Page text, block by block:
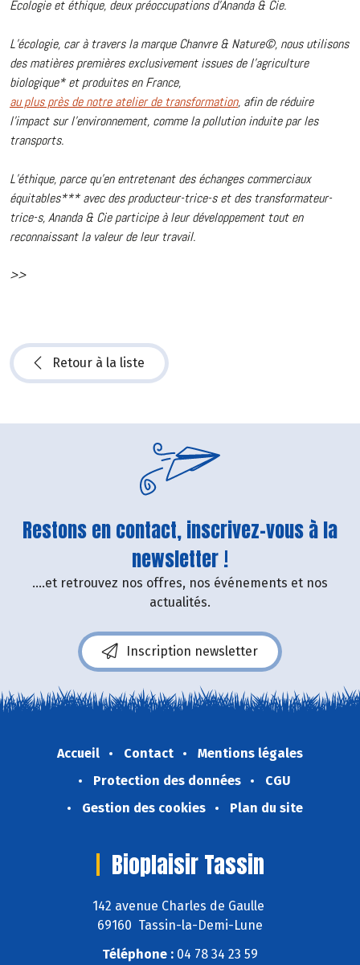
Ecologie et éthique, deux préoccupations d’Ananda & Cie.
L’écologie, car à travers la marque Chanvre & Nature©, nous utilisons
des matières premières exclusivement issues de l’agriculture
biologique* et produites en France,
au plus près de notre atelier de transformation, afin de réduire
l’impact sur l’environnement, comme la pollution induite par les
transports.
L’éthique, parce qu’en entretenant des échanges commerciaux
équitables*** avec des producteur-trice-s et des transformateur-
trice-s, Ananda & Cie participe à leur développement tout en
reconnaissant la valeur de leur travail.
>>
Retour à la liste
Restons en contact, inscrivez-vous à la
newsletter !
....et retrouvez nos offres, nos événements et nos
actualités.
Inscription newsletter
Accueil Contact
Mentions légales
Protection des données
CGU
Gestion des cookies
Plan du site
Bioplaisir Tassin
142 avenue Charles de Gaulle
69160 Tassin-la-Demi-Lune
Téléphone : 04 78 34 23 59